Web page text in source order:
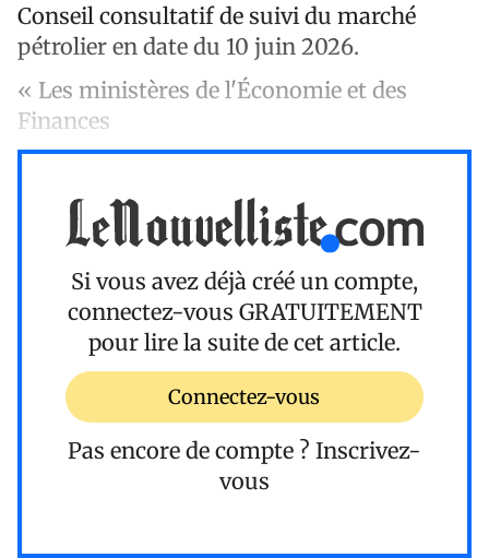
Conseil consultatif de suivi du marché
pétrolier en date du 10 juin 2026.
« Les ministères de l'Économie et des
Finances
Si vous avez déjà créé un compte,
connectez-vous GRATUITEMENT
pour lire la suite de cet article.
Connectez-vous
Pas encore de compte ? Inscrivez-
vous